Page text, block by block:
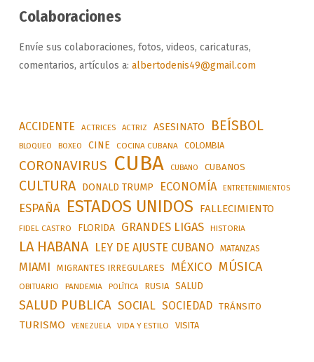
Colaboraciones
Envíe sus colaboraciones, fotos, videos, caricaturas,
comentarios, artículos a: albertodenis49@gmail.com
ACCIDENTE ACTRICES ACTRIZ ASESINATO BEÍSBOL
BLOQUEO BOXEO CINE COCINA CUBANA COLOMBIA
CORONAVIRUS CUBA CUBANO CUBANOS
CULTURA DONALD TRUMP ECONOMÍA ENTRETENIMIENTOS
ESPAÑA ESTADOS UNIDOS FALLECIMIENTO
FIDEL CASTRO FLORIDA GRANDES LIGAS HISTORIA
LA HABANA LEY DE AJUSTE CUBANO MATANZAS
MIAMI MIGRANTES IRREGULARES MÉXICO MÚSICA
OBITUARIO PANDEMIA POLÍTICA RUSIA SALUD
SALUD PUBLICA SOCIAL SOCIEDAD TRÁNSITO
TURISMO VENEZUELA VIDA Y ESTILO VISITA